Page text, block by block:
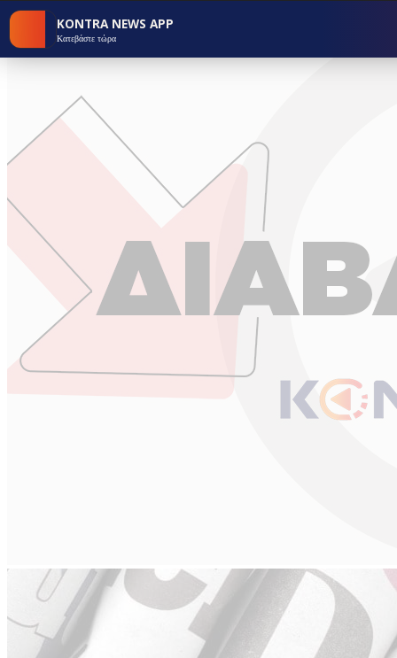
KONTRA NEWS APP
Κατεβάστε τώρα